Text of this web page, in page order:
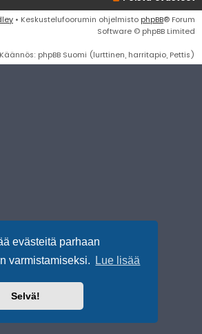
evästeitä parhaan
varmistamiseksi.
Lue lisää
Selvä!
• Keskustelufoorumin ohjelmisto phpBB® Forum
Software © phpBB Limited
Käännös: phpBB Suomi (lurttinen, harritapio, Pettis)